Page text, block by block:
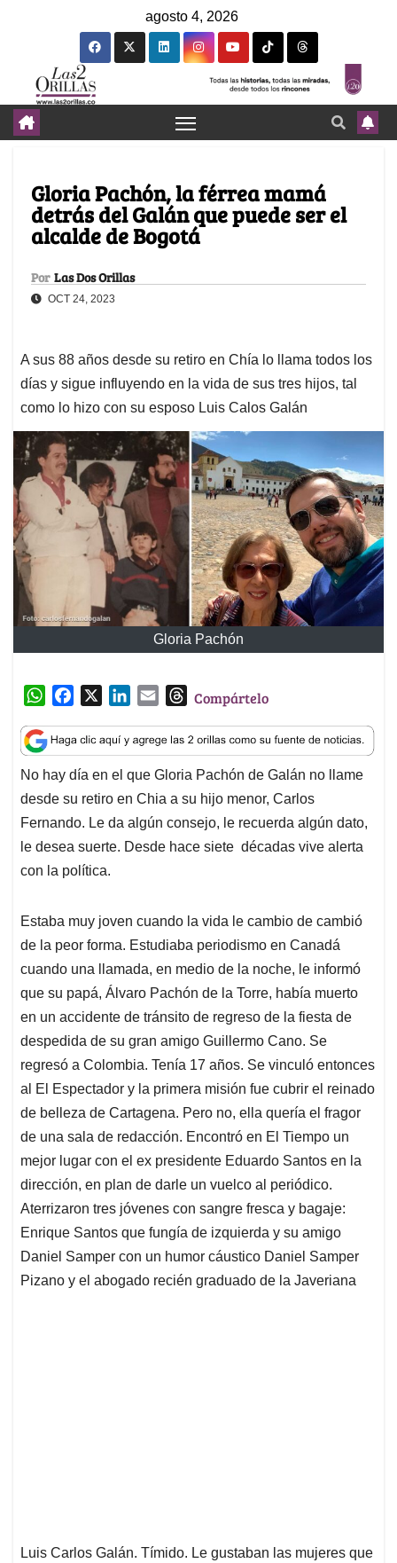
agosto 4, 2026
Gloria Pachón, la férrea mamá
detrás del Galán que puede ser el
alcalde de Bogotá
Por Las Dos Orillas
OCT 24, 2023
A sus 88 años desde su retiro en Chía lo llama todos los
días y sigue influyendo en la vida de sus tres hijos, tal
como lo hizo con su esposo Luis Calos Galán
Gloria Pachón
W
a
t
s
A
p
p
c
e
b
o
o
k
n
k
e
d
I
n
a
i
l
T
r
e
a
d
s
Compártelo
No hay día en el que Gloria Pachón de Galán no llame
desde su retiro en Chia a su hijo menor, Carlos
Fernando. Le da algún consejo, le recuerda algún dato,
le desea suerte. Desde hace siete décadas vive alerta
con la política.
Estaba muy joven cuando la vida le cambio de cambió
de la peor forma. Estudiaba periodismo en Canadá
cuando una llamada, en medio de la noche, le informó
que su papá, Álvaro Pachón de la Torre, había muerto
en un accidente de tránsito de regreso de la fiesta de
despedida de su gran amigo Guillermo Cano. Se
regresó a Colombia. Tenía 17 años. Se vinculó entonces
al El Espectador y la primera misión fue cubrir el reinado
de belleza de Cartagena. Pero no, ella quería el fragor
de una sala de redacción. Encontró en El Tiempo un
mejor lugar con el ex presidente Eduardo Santos en la
dirección, en plan de darle un vuelco al periódico.
Aterrizaron tres jóvenes con sangre fresca y bagaje:
Enrique Santos que fungía de izquierda y su amigo
Daniel Samper con un humor cáustico Daniel Samper
Pizano y el abogado recién graduado de la Javeriana
Luis Carlos Galán. Tímido. Le gustaban las mujeres que